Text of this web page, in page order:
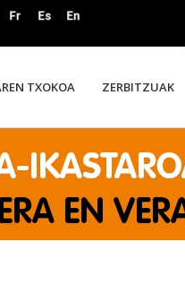
TXOKOA ZERBITZUAK